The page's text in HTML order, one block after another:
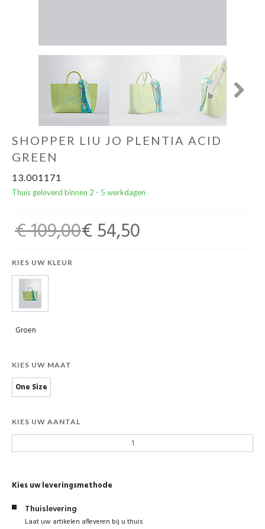
De Printshop
Cadeaubon
SHOPPER LIU JO PLENTIA ACID
GREEN
13.001171
Thuis geleverd binnen 2 - 5 werkdagen
€ 109,00€ 54,50
KIES UW KLEUR
Groen
KIES UW MAAT
One Size
KIES UW AANTAL
Kies uw leveringsmethode
Thuislevering
Laat uw artikelen afleveren bij u thuis